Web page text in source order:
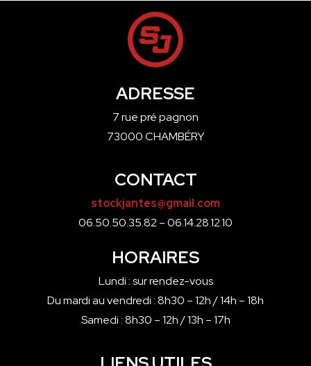
ADRESSE
7 rue pré pagnon
73000 CHAMBÉRY
CONTACT
stockjantes@gmail.com
06.50.50.35.82 – 06.14.28.12.10
HORAIRES
Lundi : sur rendez-vous
Du mardi au vendredi : 8h30 – 12h / 14h – 18h
Samedi : 8h30 – 12h / 13h – 17h